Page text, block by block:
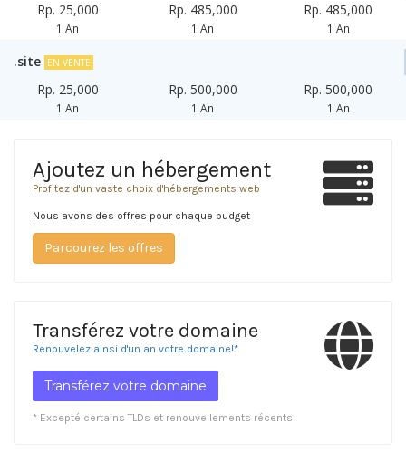
Rp. 25,000
1 An
Rp. 485,000
1 An
Rp. 485,000
1 An
.site EN VENTE
Rp. 25,000
1 An
Rp. 500,000
1 An
Rp. 500,000
1 An
Ajoutez un hébergement
Profitez d'un vaste choix d'hébergements web
Nous avons des offres pour chaque budget
Parcourez les offres
Transférez votre domaine
Renouvelez ainsi d'un an votre domaine!*
Transférez votre domaine
* Excepté certains TLDs et renouvellements récents